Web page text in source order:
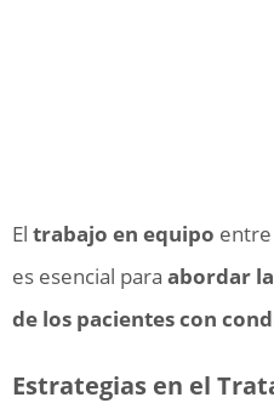
El trabajo en equipo
es esencial para abordar
de los pacientes con
Estrategias en el